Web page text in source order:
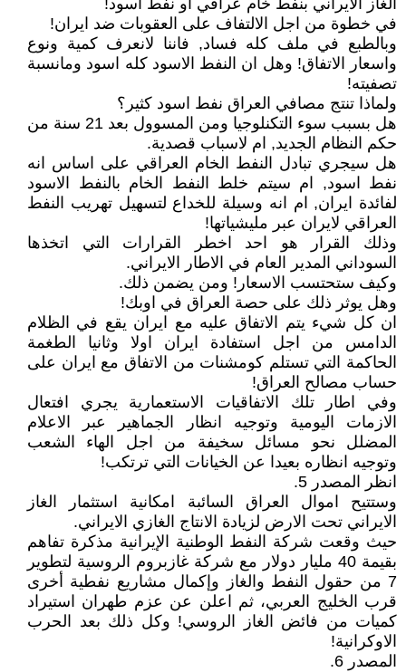
الغاز الايراني بنفط خام عراقي او نفط اسود!
في خطوة من اجل الالتفاف على العقوبات ضد ايران!
وبالطبع في ملف كله فساد, فاننا لانعرف كمية ونوع
واسعار الاتفاق! وهل ان النفط الاسود كله اسود ومانسبة
تصفيته!
ولماذا تنتج مصافي العراق نفط اسود كثير؟
هل بسبب سوء التكنلوجيا ومن المسوول بعد 21 سنة من
حكم النظام الجديد, ام لاسباب قصدية.
هل سيجري تبادل النفط الخام العراقي على اساس انه
نفط اسود, ام سيتم خلط النفط الخام بالنفط الاسود
لفائدة ايران, ام انه وسيلة للخداع لتسهيل تهريب النفط
العراقي لايران عبر مليشياتها!
وذلك القرار هو احد اخطر القرارات التي اتخذها
السوداني المدير العام في الاطار الايراني.
وكيف ستحتسب الاسعار! ومن يضمن ذلك.
وهل يوثر ذلك على حصة العراق في اوبك!
ان كل شيء يتم الاتفاق عليه مع ايران يقع في الظلام
الدامس من اجل استفادة ايران اولا وثانيا الطغمة
الحاكمة التي تستلم كومشنات من الاتفاق مع ايران على
حساب مصالح العراق!
وفي اطار تلك الاتفاقيات الاستعمارية يجري افتعال
الازمات اليومية وتوجيه انظار الجماهير عبر الاعلام
المضلل نحو مسائل سخيفة من اجل الهاء الشعب
وتوجيه انظاره بعيدا عن الخيانات التي ترتكب!
انظر المصدر 5.
وستتيح اموال العراق السائبة امكانية استثمار الغاز
الايراني تحت الارض لزيادة الانتاج الغازي الايراني.
حيث وقعت شركة النفط الوطنية الإيرانية مذكرة تفاهم
بقيمة 40 مليار دولار مع شركة غازبروم الروسية لتطوير
7 من حقول النفط والغاز وإكمال مشاريع نفطية أخرى
قرب الخليج العربي، ثم اعلن عن عزم طهران استيراد
كميات من فائض الغاز الروسي! وكل ذلك بعد الحرب
الاوكرانية!
المصدر 6.